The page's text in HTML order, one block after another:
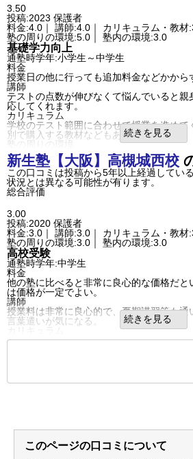
費かなと思います。
講師
個別ではなく集団ですが、しっかりと見て
ただ、やはり集団学習ですので、質問しに
はたまにあったようです。
カリキュラム
子ども本人は気に入っていたようです。授
いました。
塾の周りの環境
商店街の中にあり、斜め前は大型スーパ
いう事はありません。
生徒が自転車を置く場所が若干狭いなとは
駐車場はないのですが、塾の真向かいと斜
パーキングがあるので、
ます。
塾内の環境
整理整頓され掃除もとても行き届いてると
学年が進むにつれ長時間塾に滞在する機会
いわゆる塾弁を食べられるスペースなどが
した。
入塾理由
体験入学に参加した所、本人が入塾を希望
また、体験入学の前後に勧誘がなかったの
るからであろうという信頼感を感じました。
定期テスト
定期テスト前は毎日授業があり、
土曜日も午後から夜まで授業がありました。
その際にしっかり対策してもらえたため
と思います
宿題
宿題の類は出ていましたが、授業日以外
も塾に行ってよいので、
す。
コロナ禍だった時期もあり、しばしば自
パソコンやタブレット等でリモートで授業
集団指導でお互いライバル同士応援しな
また、塾で指導された勉強の仕方等は今後
3.50
投稿:2023 保護者
料金:4.0｜ 講師:4.0｜ カリキュラム・教材
塾の周りの環境:5.0｜ 塾内の環境:3.0
基礎学力向上
通塾時学年:小学生～中学生
料金
授業日の他に行っても追加料金などかから
講師
テストの点数が伸びなくて悩んでいると
応してくれます。
カリキュラム
学校のテスト範囲に合わせて授業を進めて
別で購入する教材などもありません。
塾の周りの環境
交通量の多い道路に面しているので少し危
近くにコンビニもあり、周りは明るい感じ
治安は特に悪いとは思いません。
塾内の環境
塾内が汚いなどはあまり聞きません。
入塾理由
自宅からの通いやすさやホームページを見
ら。
良いところや要望
先生がLINEや電話で親身になって相談に乗
い時はzoomでの授業参加も許可してくれま
総合評価
親身になって相談に乗って頂けるのは嬉
りずなかなかテストの点数が上がらないの
利用内容
通っていた学校
公立中学校
進学できた学校
公立中学校
通塾の目的
基礎学力向上
続きを見る
新生塾【大阪】 高槻城西校
この口コミは投稿から5年以上経過してい
状況とは異なる可能性が有ります。
総合評価
3.00
投稿:2020 保護者
料金:3.0｜ 講師:3.0｜ カリキュラム・教材
塾の周りの環境:3.0｜ 塾内の環境:3.0
高校受験
通塾時学年:中学生
料金
他の塾に比べると非常に良心的な価格だ
は価格が一定でよい。
講師
授業料は非常に良心的で、夏期講習等も
言葉遣いが気になる。
カリキュラム
ほとんどが手作りでよく考えて作られて
部屋は改装しながら使っているようで、
その他気づいたこと、感じたこと
続きを見る
このページの口コミについて